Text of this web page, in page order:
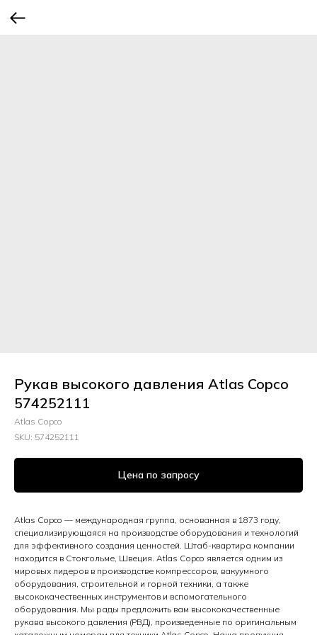
Рукав высокого давления Atlas Copco
574252111
Atlas Copco
SKU: 574252111
Цена по запросу
Atlas Copco — международная группа, основанная в 1873 году,
специализирующаяся на производстве оборудования и технологий
для эффективного создания ценностей. Штаб-квартира компании
находится в Стокгольме, Швеция. Atlas Copco является одним из
мировых лидеров в производстве компрессоров, вакуумного
оборудования, строительной и горной техники, а также
высококачественных инструментов и вспомогательного
оборудования. Мы рады предложить вам высококачественные
рукава высокого давления (РВД), произведенные по оригинальным